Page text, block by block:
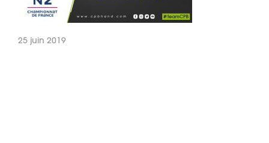
25 juin 2019